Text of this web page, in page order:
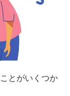
とがいくつか